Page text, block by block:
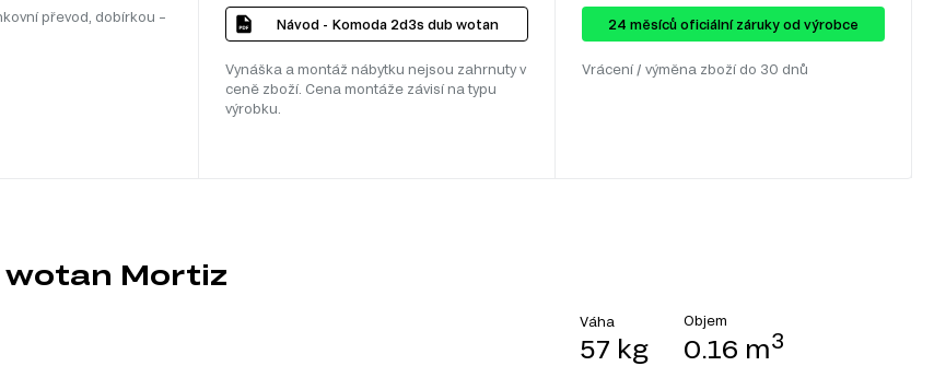
převod, dobírkou –
Návod - Komoda 2d3s dub wotan
Vynáška a montáž nábytku nejsou zahrnuty v
ceně zboží. Cena montáže závisí na typu
výrobku.
24 ​​​​měsíců oficiální záruky od výrobce
Vrácení / výměna zboží do 30 dnů
wotan Mortiz
Váha
57 kg
Objem
0.16 m3